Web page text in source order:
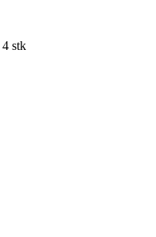
4 stk